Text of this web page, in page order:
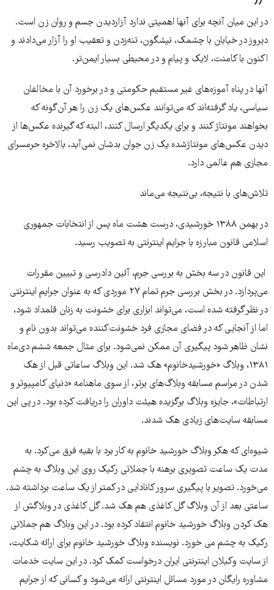
در این میان آنچه برای آنها اهمیتی ندارد آزاردیدن جسم و روان زن است.
دیروز در خیابان با چشمک، نیشگون، تنه‌زدن و تعقیب او را آزار می‌دادند و
اكنون با كامنت، لایک و پیام و در محیطی بسیار ایمن‌تر.
آنها در پناه آموزه‌های غیر مستقیم حكومتی و در برخورد آن با مخالفان
سیاسی، یاد گرفته‌اند كه می‌توانند عكس‌های یک زن را هر آن‌گونه كه
بخواهند مونتاژ كنند و برای یكدیگر ارسال كنند، البته كه گیرنده عکس‌ها از
دیدن عكس‌های مونتاژشده یک زن جوان بدشان نمی‌آید، بالاخره حرمسرای
مجازی هم عالمی دارد.
تلاش‌های با نتیجه، بی‌نتیجه می‌ماند
در بهمن ۱۳۸۸ خورشیدی، درست هشت ماه پس از انتخابات جمهوری
اسلامی قانون مبارزه با جرایم اینترنتی به تصویب رسید.
این قانون در سه بخش به بررسی جرم، آئین دادرسی و تبیین مقررات
می‌پردازد. در بخش بررسی جرم تمام ۲۷ موردی که به عنوان جرایم اینترنتی
در نظر گرفته شده است، می‌تواند ابزاری برای خشونت به زنان قلمداد شود،
اما از آنجایی که در فضای مجازی فرد خشونت‌کننده می‌تواند بدون نام و
نشان ظاهر شود پیگیری آن ممکن نمی‌شود. برای مثال جمعه ششم دی‌ماه
۱۳۸۱، وبلاگ «خورشیدخانوم» هک شد. این وبلاگ ساعاتی قبل از هک
شدن در مراسم مسابقه وبلاگ‌های برتر، از سوی ماهنامه «دنیای کامپیوتر و
ارتباطات»، جایزه وبلاگ برگزیده هیئت داوران را دریافت کرده بود. در پی این
مسابقه سایت‌های زیادی هک شدند.
شیوه‌ای که هکر وبلاگ خورشید خانوم به کار برد با بقیه فرق می‌کرد. به
مدت یک ساعت تصویری برهنه با جملاتی رکیک روی این وبلاگ به چشم
می‌خورد. تصویر با پیگیری سرور کانادایی در کمتر از یک ساعت برداشته شد.
ساعتی بعد از آن وبلاگ گل کاغذی هم هک شد. گل کاغذی در وبلاگش از
هک کردن وبلاگ خورشید خانوم انتقاد کرده بود. در این وبلاگ هم جملاتی
رکیک به چشم می خورد. نویسنده وبلاگ خورشید خانوم برای ارائه شکایت،
از سایت وکیلان اینترنتی ایران درخواست کمک کرد. در این سایت خدمات
مشاوره رایگان در مورد مسائل اینترنتی ارائه می‌شود و کسانی که از جرایم